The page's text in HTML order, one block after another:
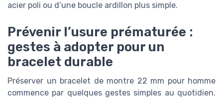
acier poli ou d’une boucle ardillon plus simple.
Prévenir l’usure prématurée :
gestes à adopter pour un
bracelet durable
Préserver un bracelet de montre 22 mm pour homme
commence par quelques gestes simples au quotidien.